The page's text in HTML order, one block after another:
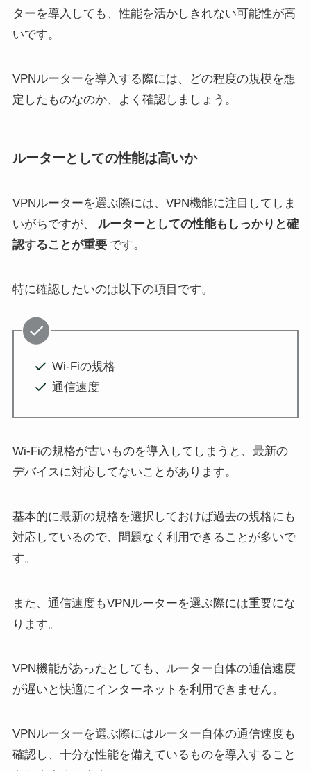
ターを導入しても、性能を活かしきれない可能性が高
いです。
VPNルーターを導入する際には、どの程度の規模を想
定したものなのか、よく確認しましょう。
ルーターとしての性能は高いか
VPNルーターを選ぶ際には、VPN機能に注目してしま
いがちですが、
ルーターとしての性能もしっかりと確
認することが重要 です。
特に確認したいのは以下の項目です。
Wi-Fiの規格
通信速度
Wi-Fiの規格が古いものを導入してしまうと、最新の
デバイスに対応してないことがあります。
基本的に最新の規格を選択しておけば過去の規格にも
対応しているので、問題なく利用できることが多いで
す。
また、通信速度もVPNルーターを選ぶ際には重要にな
ります。
VPN機能があったとしても、ルーター自体の通信速度
が遅いと快適にインターネットを利用できません。
VPNルーターを選ぶ際にはルーター自体の通信速度も
確認し、十分な性能を備えているものを導入すること